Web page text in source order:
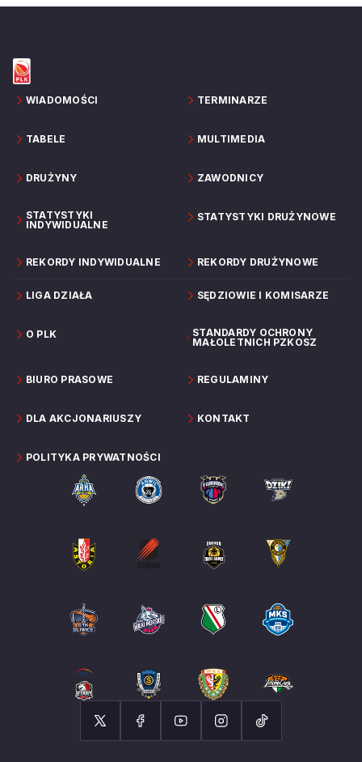
WIADOMOŚCI TERMINARZE
TABELE MULTIMEDIA
DRUŻYNY ZAWODNICY
STATYSTYKI
INDYWIDUALNE
STATYSTYKI DRUŻYNOWE
REKORDY INDYWIDUALNE REKORDY DRUŻYNOWE
LIGA DZIAŁA SĘDZIOWIE I KOMISARZE
O PLK
STANDARDY OCHRONY
MAŁOLETNICH PZKOSZ
BIURO PRASOWE REGULAMINY
DLA AKCJONARIUSZY KONTAKT
POLITYKA PRYWATNOŚCI